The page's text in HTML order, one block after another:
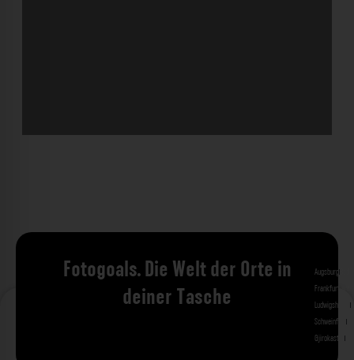
Fotogoals. Die Welt der Orte in
deiner Tasche
Augsburg
Frankfurt am
Ludwigshafen
Schweinfurt
Gjirokastra